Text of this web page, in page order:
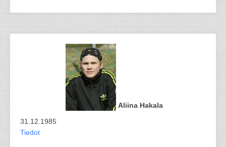
Aliina Hakala
31.12.1985
Tiedot